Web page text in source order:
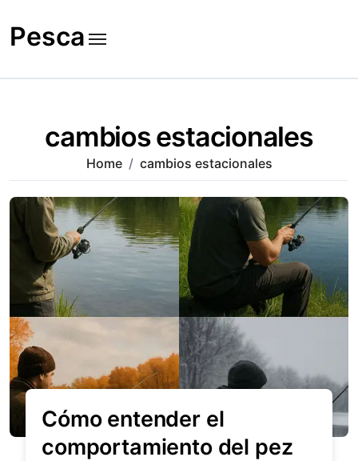
to
content
Pesca
cambios estacionales
Home cambios estacionales
Cómo entender el
comportamiento del pez